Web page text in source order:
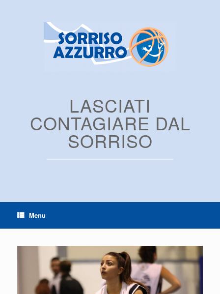
LASCIATI
CONTAGIARE DAL
SORRISO
Menu